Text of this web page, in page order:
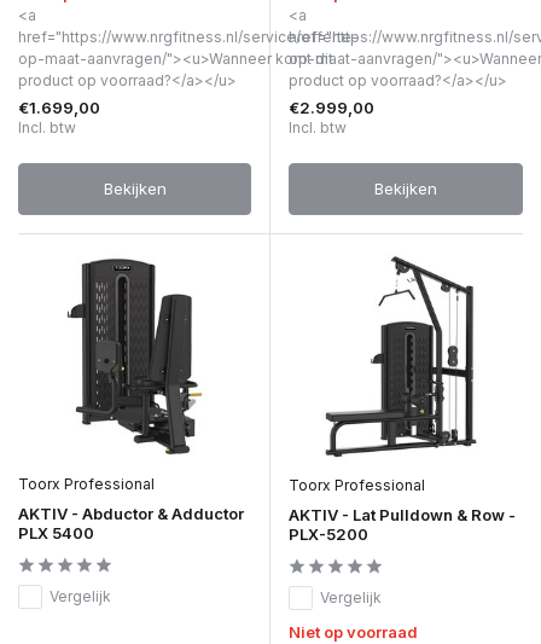
<a
href="https://www.nrgfitness.nl/service/offerte-
op-maat-aanvragen/"><u>Wanneer komt dit
product op voorraad?</a></u>
€1.699,00
Incl. btw
Bekijken
<a
href="https://www.nrgfitness.nl/
op-maat-aanvragen/
product op voorraad?</a></u>
€2.999,00
Incl. btw
Bekijken
Toorx Professional
AKTIV - Abductor & Adductor
PLX 5400
Vergelijk
Toorx Professional
AKTIV - Lat Pulldown & Row -
PLX-5200
Vergelijk
Niet op voorraad